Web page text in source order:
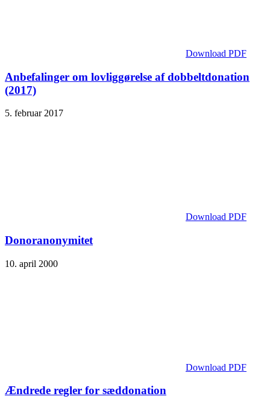
Download PDF
Anbefalinger om lovliggørelse af dobbeltdonation
(2017)
5. februar 2017
Download PDF
Donoranonymitet
10. april 2000
Download PDF
Ændrede regler for sæddonation